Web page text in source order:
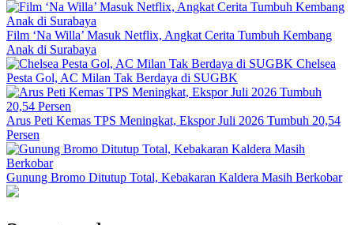
Film ‘Na Willa’ Masuk Netflix, Angkat Cerita Tumbuh Kembang
Anak di Surabaya
Chelsea
Pesta Gol, AC Milan Tak Berdaya di SUGBK
Arus Peti Kemas TPS Meningkat, Ekspor Juli 2026 Tumbuh 20,54
Persen
Gunung Bromo Ditutup Total, Kebakaran Kaldera Masih Berkobar